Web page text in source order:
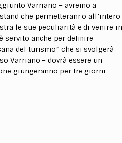
Varriano – avremo a
che permetteranno all’intero
le sue peculiarità e di venire in
servito anche per definire
del turismo” che si svolgerà
Varriano – dovrà essere un
giungeranno per tre giorni